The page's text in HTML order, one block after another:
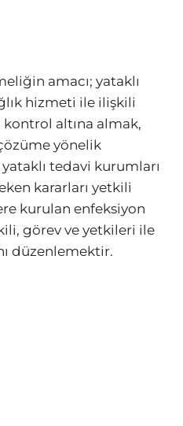
amacı; yataklı
hizmeti ile ilişkili
altına almak,
yönelik
tedavi kurumları
kararları yetkili
kurulan enfeksiyon
görev ve yetkileri ile
düzenlemektir.